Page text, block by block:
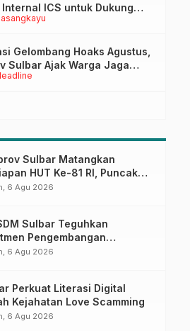
ICS untuk Dukung
ISPO Pekebun di
Gelombang Hoaks Agustus,
Sulbar Ajak Warga Jaga
Sulbar Matangkan
HUT Ke-81 RI, Puncak
di Lapangan Ahmad
6 Agu 2026
Sulbar Teguhkan
Pengembangan
ASN melalui
6 Agu 2026
Perkuat Literasi Digital
Kejahatan Love Scamming
6 Agu 2026